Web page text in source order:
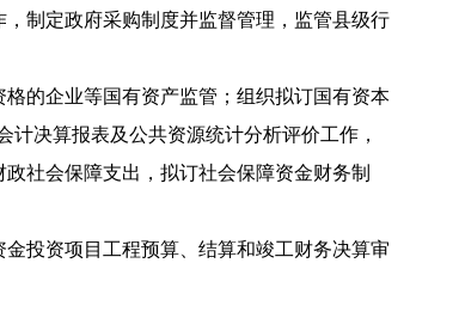
制定政府采购制度并监督管理，监管县级行
的企业等国有资产监管；组织拟订国有资本
决算报表及公共资源统计分析评价工作，
社会保障支出，拟订社会保障资金财务制
投资项目工程预算、结算和竣工财务决算审